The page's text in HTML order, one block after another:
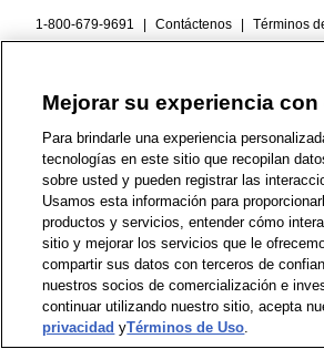
1-800-679-9691 Contáctenos Términos
Mejorar su experiencia con
Para brindarle una experiencia
tecnologías en este sitio que recopilan
sobre usted y pueden registrar las
Usamos esta información para
productos y servicios, entender cómo
sitio y mejorar los servicios que le
compartir sus datos con terceros de
nuestros socios de comercialización e
continuar utilizando nuestro sitio, acepta
privacidad yTérminos de Uso.